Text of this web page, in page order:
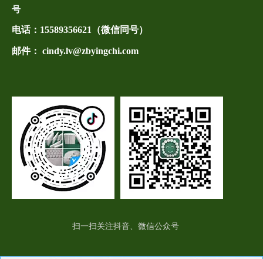
号
电话： 15589356621（微信同号）
邮件： cindy.lv@zbyingchi.com
扫一扫关注抖音、微信公众号